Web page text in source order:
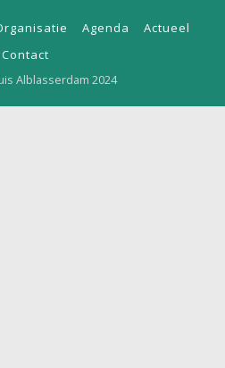
Agenda
Actueel
Contact
Alblasserdam 2024